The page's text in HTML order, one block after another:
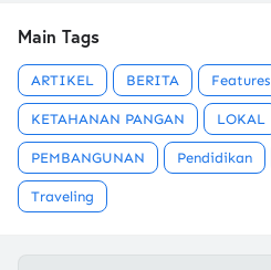
Main Tags
ARTIKEL BERITA Features
KETAHANAN PANGAN LOKAL
PEMBANGUNAN Pendidikan
Traveling